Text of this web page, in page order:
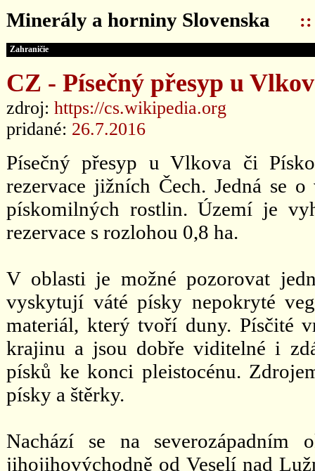
Minerály a horniny Slovenska ::
Zahraničie
CZ - Písečný přesyp u
zdroj: https://cs.wikipedia.org
pridané: 26.7.2016
Písečný přesyp u Vlkova či
rezervace jižních Čech. Jedná se
pískomilných rostlin. Území je
rezervace s rozlohou 0,8 ha.
V oblasti je možné pozorovat
vyskytují váté písky nepokryté
materiál, který tvoří duny. Písčité
krajinu a jsou dobře viditelné i
písků ke konci pleistocénu.
písky a štěrky.
Nachází se na
jihojihovýchodně od Veselí nad